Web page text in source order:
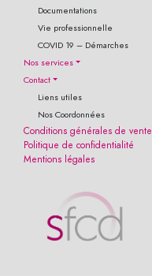
Documentations
Vie professionnelle
COVID 19 – Démarches
Nos services
Contact
Liens utiles
Nos Coordonnées
Conditions générales de vente
Politique de confidentialité
Mentions légales